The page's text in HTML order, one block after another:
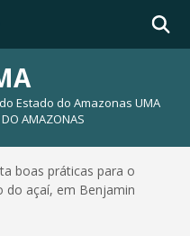
Estado do Amazonas UMA
AMAZONAS
boas práticas para o
do açaí, em Benjamin